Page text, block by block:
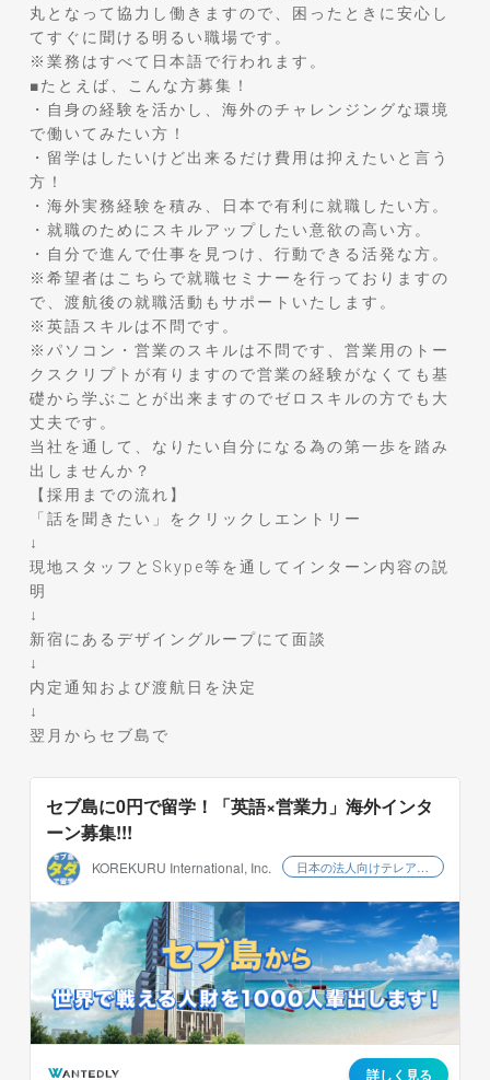
丸となって協力し働きますので、困ったときに安心し
てすぐに聞ける明るい職場です。
※業務はすべて日本語で行われます。
■たとえば、こんな方募集！
・自身の経験を活かし、海外のチャレンジングな環境
で働いてみたい方！
・留学はしたいけど出来るだけ費用は抑えたいと言う
方！
・海外実務経験を積み、日本で有利に就職したい方。
・就職のためにスキルアップしたい意欲の高い方。
・自分で進んで仕事を見つけ、行動できる活発な方。
※希望者はこちらで就職セミナーを行っておりますの
で、渡航後の就職活動もサポートいたします。
※英語スキルは不問です。
※パソコン・営業のスキルは不問です、営業用のトー
クスクリプトが有りますので営業の経験がなくても基
礎から学ぶことが出来ますのでゼロスキルの方でも大
丈夫です。
当社を通して、なりたい自分になる為の第一歩を踏み
出しませんか？
【採用までの流れ】
「話を聞きたい」をクリックしエントリー
↓
現地スタッフとSkype等を通してインターン内容の説
明
↓
新宿にあるデザイングループにて面談
↓
内定通知および渡航日を決定
↓
翌月からセブ島で